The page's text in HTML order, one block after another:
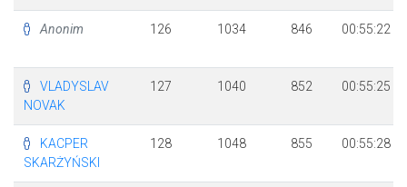
Anonim 126 1034 846 00:55:22
VLADYSLAV
NOVAK
127 1040 852 00:55:25
KACPER
SKARŻYŃSKI
128 1048 855 00:55:28